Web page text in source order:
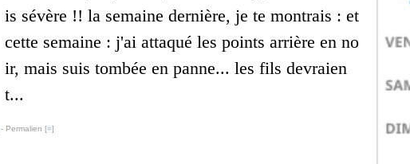
is sévère !! la semaine dernière, je te montrais : et
cette semaine : j'ai attaqué les points arrière en no
ir, mais suis tombée en panne... les fils devraien
t...
- Permalien [#]